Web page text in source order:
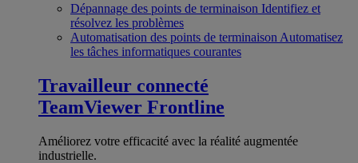
Dépannage des points de terminaison Identifiez et
résolvez les problèmes
Automatisation des points de terminaison Automatisez
les tâches informatiques courantes
Travailleur connecté
TeamViewer Frontline
Améliorez votre efficacité avec la réalité augmentée
industrielle.